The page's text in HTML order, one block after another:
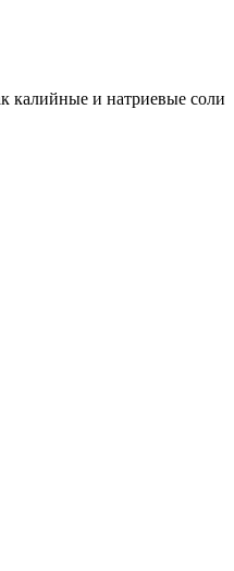
калийные и натриевые соли